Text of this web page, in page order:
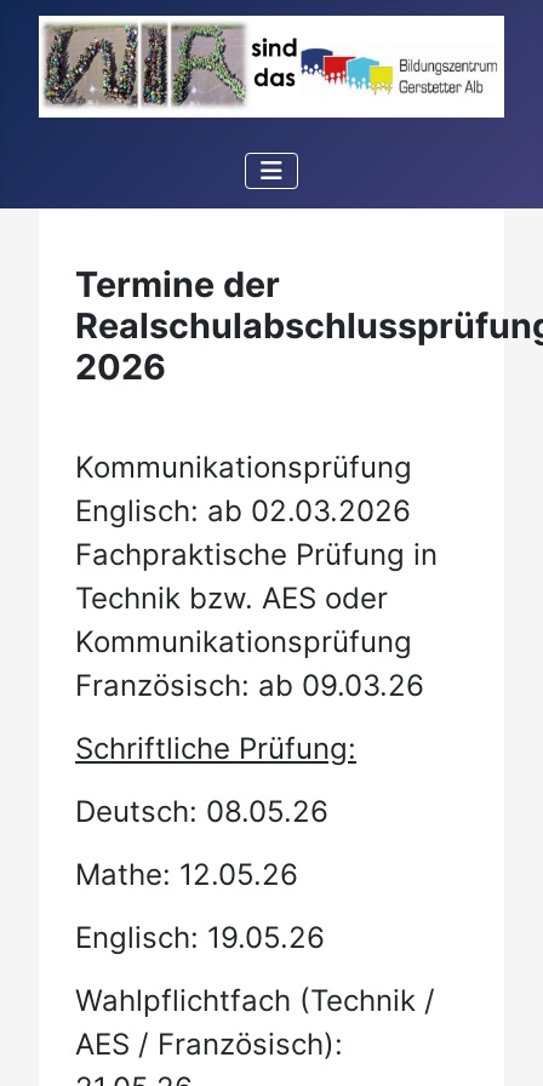
Termine der
2026
Kommunikationsprüfung
Englisch: ab 02.03.2026
Fachpraktische Prüfung in
Technik bzw. AES oder
Kommunikationsprüfung
Französisch: ab 09.03.26
Schriftliche Prüfung:
Deutsch: 08.05.26
Mathe: 12.05.26
Englisch: 19.05.26
Wahlpflichtfach (Technik /
AES / Französisch):